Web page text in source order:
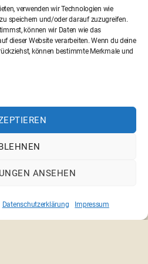
verwenden wir Technologien wie
speichern und/oder darauf zuzugreifen.
können wir Daten wie das
dieser Website verarbeiten. Wenn du deine
können bestimmte Merkmale und
ANSEHEN
Datenschutzerklärung Impressum
NRW e.V.
| 0203 410 58 25 |